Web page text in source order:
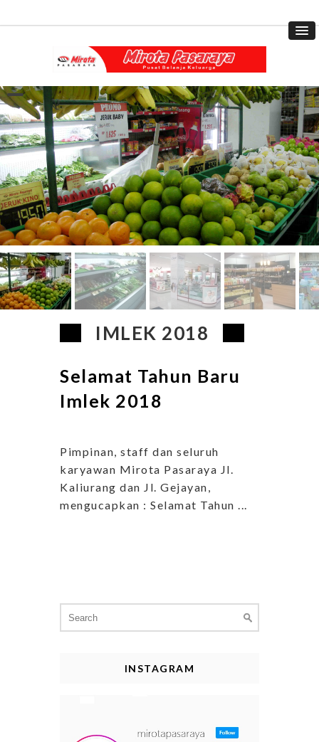
IMLEK 2018
Selamat Tahun Baru
Imlek 2018
Pimpinan, staff dan seluruh
karyawan Mirota Pasaraya Jl.
Kaliurang dan Jl. Gejayan,
mengucapkan : Selamat Tahun ...
for:
INSTAGRAM